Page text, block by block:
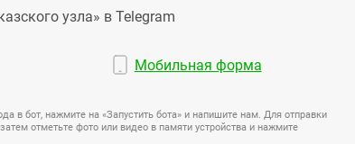
узла» в Telegram
Мобильная форма
в бот, нажмите на «Запустить бота» и напишите нам. Для отправки
отметьте фото или видео в памяти устройства и нажмите